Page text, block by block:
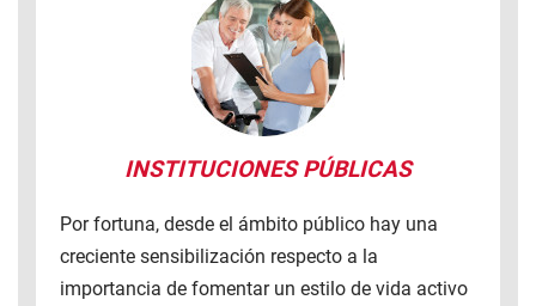
INSTITUCIONES PÚBLICAS
Por fortuna, desde el ámbito público hay una
creciente sensibilización respecto a la
importancia de fomentar un estilo de vida activo